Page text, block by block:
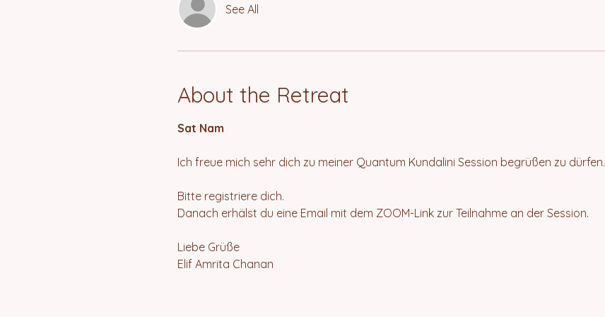
See All
About the Retreat
Sat Nam
Ich freue mich sehr dich zu meiner Quantum Kundalini Session begrüßen zu dürfen.
Bitte registriere dich.
Danach erhälst du eine Email mit dem ZOOM-Link zur Teilnahme an der Session.
Liebe Grüße
Elif Amrita Chanan